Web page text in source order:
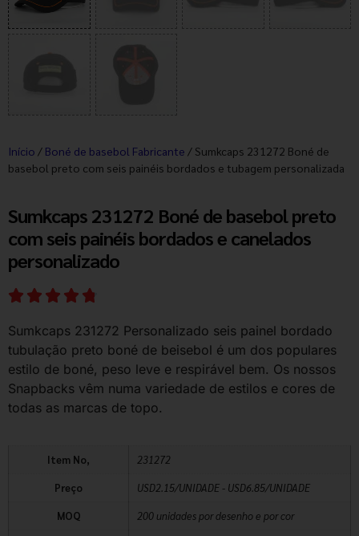
Início / Boné de basebol Fabricante / Sumkcaps 231272 Boné de
basebol preto com seis painéis bordados e tubagem personalizada
Sumkcaps 231272 Boné de basebol preto
com seis painéis bordados e canelados
personalizado
Sumkcaps 231272 Personalizado seis painel bordado
tubulação preto boné de beisebol é um dos populares
estilo de boné, peso leve e respirável bem. Os nossos
Snapbacks vêm numa variedade de estilos e cores de
todas as marcas de topo.
Item No, 231272
Preço USD2.15/UNIDADE - USD6.85/UNIDADE
MOQ 200 unidades por desenho e por cor